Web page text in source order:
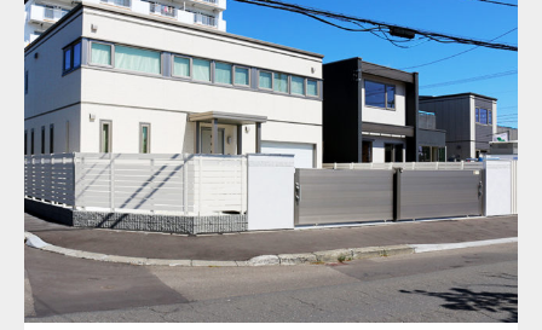
アプローチ 門まわり 駐車スペース お庭 門扉 フ
ェンス 角柱 土間コンクリート 天然芝 インターロッキング ロードヒ
ーティング
バーベキュースペース 門柱・機能門柱 東区 新築住宅
詳細